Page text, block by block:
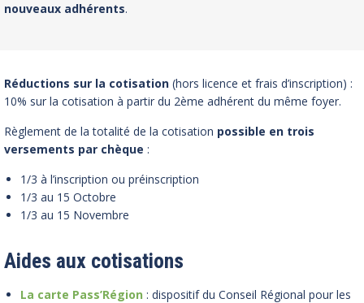
nouveaux adhérents.
Réductions sur la cotisation (hors licence et frais d’inscription) :
10% sur la cotisation à partir du 2ème adhérent du même foyer.
Règlement de la totalité de la cotisation possible en trois
versements par chèque :
1/3 à l’inscription ou préinscription
1/3 au 15 Octobre
1/3 au 15 Novembre
Aides aux cotisations
La carte Pass’Région : dispositif du Conseil Régional pour les